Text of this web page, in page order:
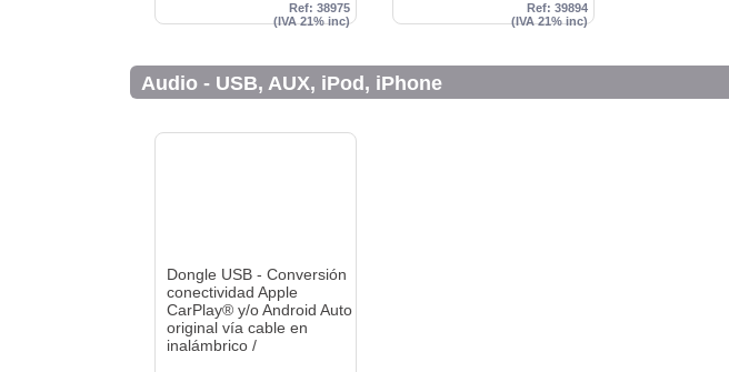
Ref: 38975
(IVA 21% inc)
Ref: 39894
(IVA 21% inc)
Audio - USB, AUX, iPod, iPhone
Dongle USB - Conversión
conectividad Apple
CarPlay® y/o Android Auto
original vía cable en
inalámbrico /